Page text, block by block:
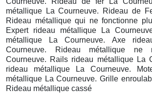
métallique La Courneuve. Rideau de
Rideau métallique qui ne fonctionne
Expert rideau métallique La
métallique La Courneuve. Axe
Courneuve. Rideau métallique ne
Courneuve. Rails rideau métallique La
rideau métallique La Courneuve.
métallique La Courneuve. Grille
Rideau métallique cassé